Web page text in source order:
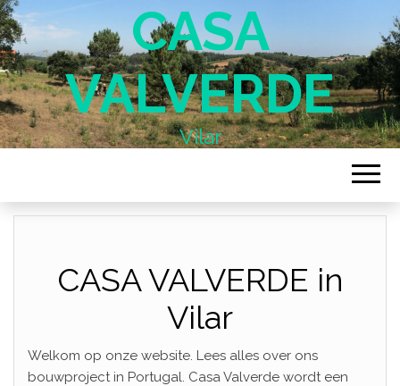
CASA
VALVERDE
Vilar
CASA VALVERDE in
Vilar
Welkom op onze website. Lees alles over ons
bouwproject in Portugal. Casa Valverde wordt een